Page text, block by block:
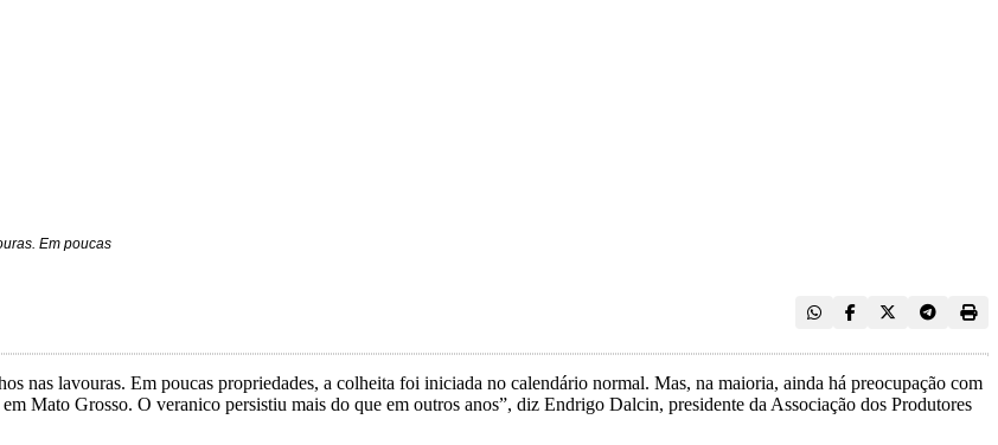
Em poucas
nas lavouras. Em poucas propriedades, a colheita foi iniciada no calendário normal. Mas, na maioria, ainda há preocupação com
Mato Grosso. O veranico persistiu mais do que em outros anos”, diz Endrigo Dalcin, presidente da Associação dos Produtores